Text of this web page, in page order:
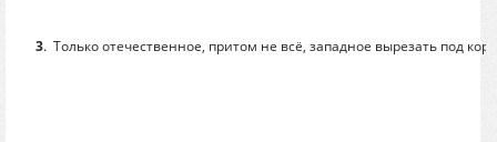
3. Только отечественное, притом не всё, западное вырезать под